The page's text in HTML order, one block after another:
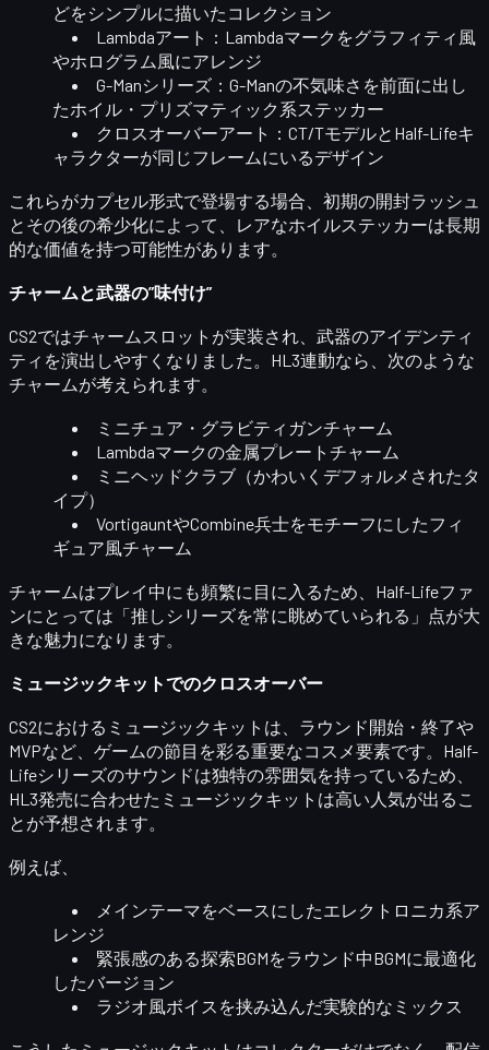
どをシンプルに描いたコレクション
Lambdaアート ：Lambdaマークをグラフィティ風
やホログラム風にアレンジ
G-Manシリーズ ：G-Manの不気味さを前面に出し
たホイル・プリズマティック系ステッカー
クロスオーバーアート ：CT/TモデルとHalf-Lifeキ
ャラクターが同じフレームにいるデザイン
これらがカプセル形式で登場する場合、 初期の開封ラッシュ
とその後の希少化によって、レアなホイルステッカーは長期
的な価値を持つ可能性があります。
チャームと武器の”味付け”
CS2ではチャームスロットが実装され、武器のアイデンティ
ティを演出しやすくなりました。HL3連動なら、次のような
チャームが考えられます。
ミニチュア・グラビティガンチャーム
Lambdaマークの金属プレートチャーム
ミニヘッドクラブ（かわいくデフォルメされたタ
イプ）
VortigauntやCombine兵士をモチーフにしたフィ
ギュア風チャーム
チャームはプレイ中にも頻繁に目に入るため、Half-Lifeファ
ンにとっては 「推しシリーズを常に眺めていられる」 点が大
きな魅力になります。
ミュージックキットでのクロスオーバー
CS2におけるミュージックキットは、ラウンド開始・終了や
MVPなど、ゲームの節目を彩る重要なコスメ要素です。Half-
Lifeシリーズのサウンドは独特の雰囲気を持っているため、
HL3発売に合わせたミュージックキットは高い人気が出るこ
とが予想されます。
例えば、
メインテーマをベースにしたエレクトロニカ系ア
レンジ
緊張感のある探索BGMをラウンド中BGMに最適化
したバージョン
ラジオ風ボイスを挟み込んだ実験的なミックス